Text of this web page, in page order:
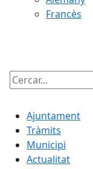
Francès
Cercar:
Ajuntament
Tràmits
Municipi
Actualitat